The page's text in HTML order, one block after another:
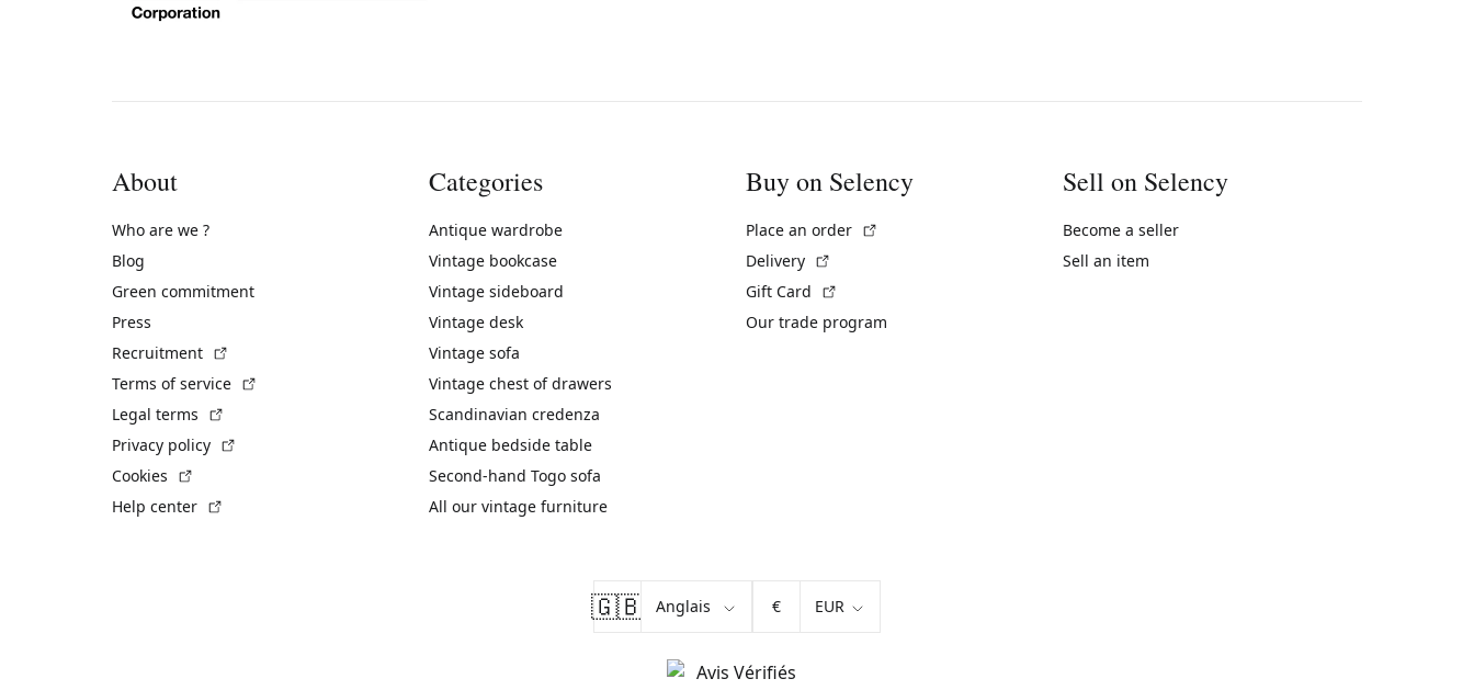
About
Who are we ?
Blog
Green commitment
Press
Recruitment
Terms of service
Legal terms
Privacy policy
Cookies
Help center
Categories
Antique wardrobe
Vintage bookcase
Vintage sideboard
Vintage desk
Vintage sofa
Vintage chest of drawers
Scandinavian credenza
Antique bedside table
Second-hand Togo sofa
All our vintage furniture
Buy on Selency
Place an order
Delivery
Gift Card
Our trade program
Sell on Selency
Become a seller
Sell an item
🇬🇧 €